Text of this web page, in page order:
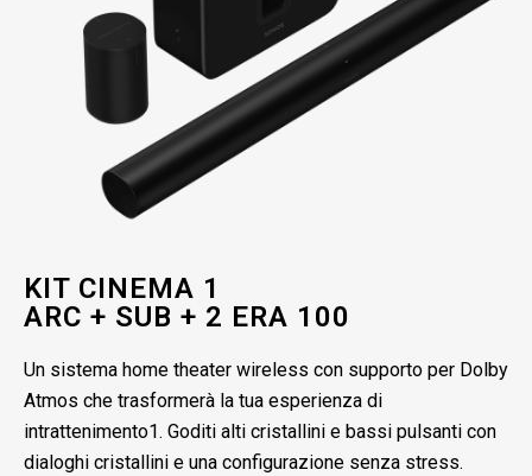
KIT CINEMA 1
ARC + SUB + 2 ERA 100
Un sistema home theater wireless con supporto per Dolby
Atmos che trasformerà la tua esperienza di
intrattenimento1. Goditi alti cristallini e bassi pulsanti con
dialoghi cristallini e una configurazione senza stress.